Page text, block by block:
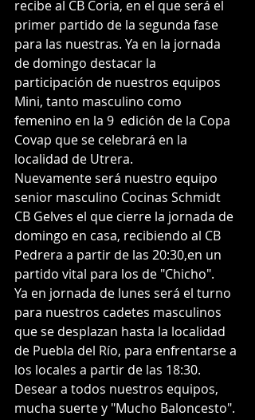
recibe al CB Coria, en el que será el
primer partido de la segunda fase
para las nuestras. Ya en la jornada
de domingo destacar la
participación de nuestros equipos
Mini, tanto masculino como
femenino en la 9  edición de la Copa
Covap que se celebrará en la
localidad de Utrera.
Nuevamente será nuestro equipo
senior masculino Cocinas Schmidt
CB Gelves el que cierre la jornada de
domingo en casa, recibiendo al CB
Pedrera a partir de las 20:30,en un
partido vital para los de "Chicho".
Ya en jornada de lunes será el turno
para nuestros cadetes masculinos
que se desplazan hasta la localidad
de Puebla del Río, para enfrentarse a
los locales a partir de las 18:30.
Desear a todos nuestros equipos,
mucha suerte y "Mucho Baloncesto".